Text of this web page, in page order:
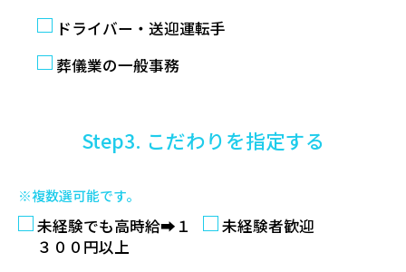
ドライバー・送迎運転手
葬儀業の一般事務
Step3. こだわりを指定する
※複数選可能です。
未経験でも高時給➡１
３００円以上
未経験者歓迎